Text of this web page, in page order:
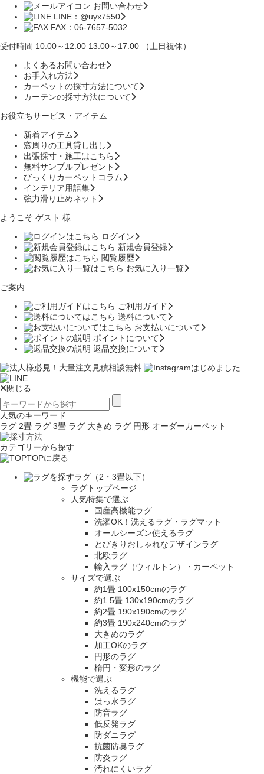
お問い合わせ
LINE：@uyx7550
FAX：06-7657-5032
受付時間 10:00～12:00 13:00～17:00 （土日祝休）
よくあるお問い合わせ
お手入れ方法
カーペットの採寸方法について
カーテンの採寸方法について
お役立ちサービス・アイテム
新着アイテム
窓周りの工具貸し出し
出張採寸・施工はこちら
無料サンプルプレゼント
びっくりカーペットコラム
インテリア用語集
強力滑り止めネット
ようこそ ゲスト 様
ログイン
新規会員登録
閲覧履歴
お気に入り一覧
ご案内
ご利用ガイド
送料について
お支払いについて
ポイントについて
返品交換について
閉じる
人気のキーワード
ラグ 2畳 ラグ 3畳 ラグ 大きめ ラグ 円形 オーダーカーペット
カテゴリーから探す
TOPに戻る
ラグ（2・3畳以下）
ラグトップページ
人気特集で選ぶ
国産高機能ラグ
洗濯OK！洗えるラグ・ラグマット
オールシーズン使えるラグ
とびきりおしゃれなデザインラグ
北欧ラグ
輸入ラグ（ウィルトン）・カーペット
サイズで選ぶ
約1畳 100x150cmのラグ
約1.5畳 130x190cmのラグ
約2畳 190x190cmのラグ
約3畳 190x240cmのラグ
大きめのラグ
加工OKのラグ
円形のラグ
楕円・変形のラグ
機能で選ぶ
洗えるラグ
はっ水ラグ
防音ラグ
低反発ラグ
防ダニラグ
抗菌防臭ラグ
防炎ラグ
汚れにくいラグ